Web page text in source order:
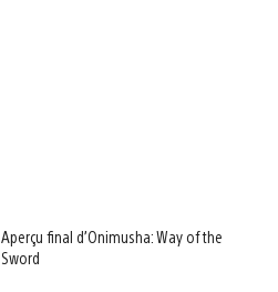
Aperçu final d’Onimusha: Way of the
Sword